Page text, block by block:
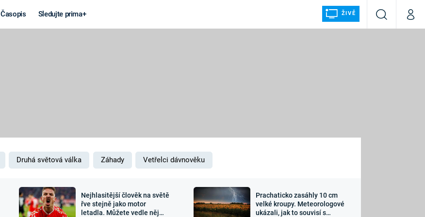
Časopis Sledujte prima+ ŽIVĚ
VyhledáváníMůj
MARS
Záhady a
Zajímavosti Sledujte nás
Druhá světová válka Záhady Vetřelci dávnověku
Nejhlasitější člověk na světě
řve stejně jako motor
letadla. Můžete vedle něj
Prachaticko zasáhly 10 cm
velké kroupy. Meteorologové
ukázali, jak to souvisí s